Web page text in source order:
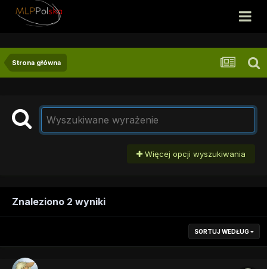
Strona główna
Więcej opcji wyszukiwania
Znaleziono 2 wyniki
SORTUJ WEDŁUG